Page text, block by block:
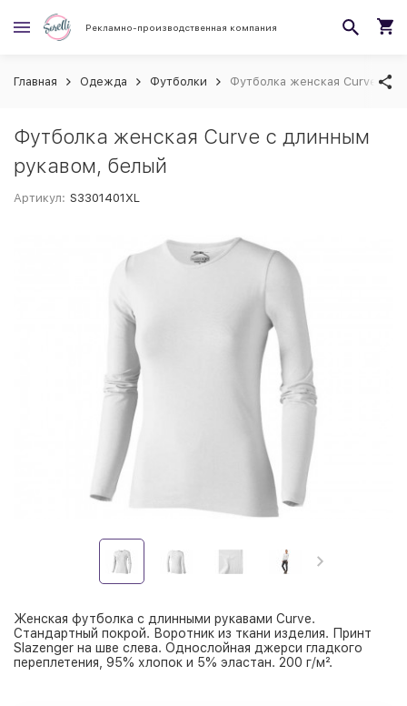
Рекламно-производственная компания
Главная Одежда Футболки Футболка женская Curve с
Футболка женская Curve с длинным
рукавом, белый
Артикул: S3301401XL
Женская футболка с длинными рукавами Curve.
Стандартный покрой. Воротник из ткани изделия. Принт
Slazenger на шве слева. Однослойная джерси гладкого
переплетения, 95% хлопок и 5% эластан. 200 г/м².